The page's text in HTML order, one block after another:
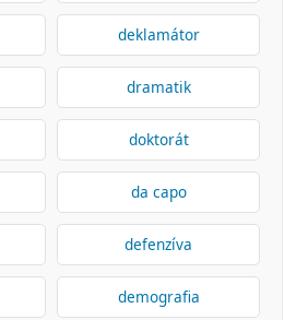
deklamátor
dramatik
doktorát
da capo
defenzíva
demografia